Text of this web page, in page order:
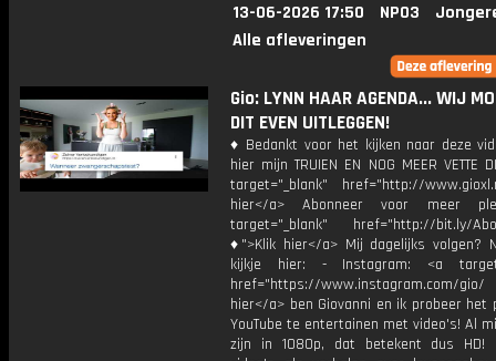
13-06-2026 17:50 NPO3
Alle afleveringen
Gio: LYNN HAAR AGENDA... WIJ
DIT EVEN UITLEGGEN!
♦ Bedankt voor het kijken naar deze
hier mijn TRUIEN EN NOG MEER VETTE
target="_blank" href="http://
hier</a> Abonneer voor meer
target="_blank" href="http://bit.ly/
♦">Klik hier</a> Mij dagelijks volgen?
kijkje hier: - Instagram: <a
href="https://www.instagram.com/
hier</a> ben Giovanni en ik probeer het
YouTube te entertainen met video's! Al
zijn in 1080p, dat betekent dus HD!